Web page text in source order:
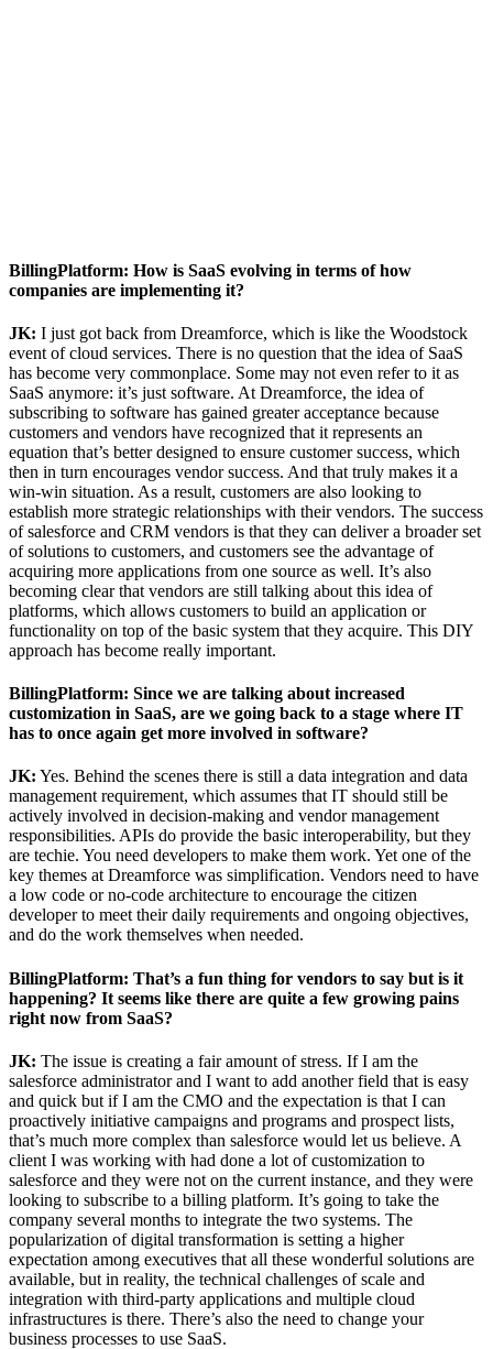
BillingPlatform: How is SaaS evolving in terms of how
companies are implementing it?
JK: I just got back from Dreamforce, which is like the Woodstock
event of cloud services. There is no question that the idea of SaaS
has become very commonplace. Some may not even refer to it as
SaaS anymore: it’s just software. At Dreamforce, the idea of
subscribing to software has gained greater acceptance because
customers and vendors have recognized that it represents an
equation that’s better designed to ensure customer success, which
then in turn encourages vendor success. And that truly makes it a
win-win situation. As a result, customers are also looking to
establish more strategic relationships with their vendors. The success
of salesforce and CRM vendors is that they can deliver a broader set
of solutions to customers, and customers see the advantage of
acquiring more applications from one source as well. It’s also
becoming clear that vendors are still talking about this idea of
platforms, which allows customers to build an application or
functionality on top of the basic system that they acquire. This DIY
approach has become really important.
BillingPlatform: Since we are talking about increased
customization in SaaS, are we going back to a stage where IT
has to once again get more involved in software?
JK: Yes. Behind the scenes there is still a data integration and data
management requirement, which assumes that IT should still be
actively involved in decision-making and vendor management
responsibilities. APIs do provide the basic interoperability, but they
are techie. You need developers to make them work. Yet one of the
key themes at Dreamforce was simplification. Vendors need to have
a low code or no-code architecture to encourage the citizen
developer to meet their daily requirements and ongoing objectives,
and do the work themselves when needed.
BillingPlatform: That’s a fun thing for vendors to say but is it
happening? It seems like there are quite a few growing pains
right now from SaaS?
JK: The issue is creating a fair amount of stress. If I am the
salesforce administrator and I want to add another field that is easy
and quick but if I am the CMO and the expectation is that I can
proactively initiative campaigns and programs and prospect lists,
that’s much more complex than salesforce would let us believe. A
client I was working with had done a lot of customization to
salesforce and they were not on the current instance, and they were
looking to subscribe to a billing platform. It’s going to take the
company several months to integrate the two systems. The
popularization of digital transformation is setting a higher
expectation among executives that all these wonderful solutions are
available, but in reality, the technical challenges of scale and
integration with third-party applications and multiple cloud
infrastructures is there. There’s also the need to change your
business processes to use SaaS.